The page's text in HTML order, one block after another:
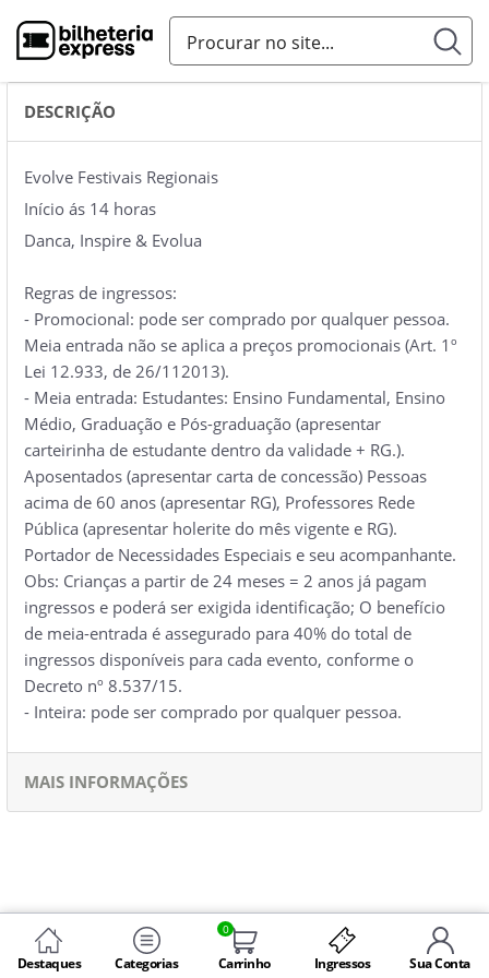
Destaques Categorias
0
Carrinho Ingressos Sua Conta
DESCRIÇÃO
Evolve Festivais Regionais
Início ás 14 horas
Danca, Inspire & Evolua
Regras de ingressos:
- Promocional: pode ser comprado por qualquer pessoa.
Meia entrada não se aplica a preços promocionais (Art. 1º
Lei 12.933, de 26/112013).
- Meia entrada: Estudantes: Ensino Fundamental, Ensino
Médio, Graduação e Pós-graduação (apresentar
carteirinha de estudante dentro da validade + RG.).
Aposentados (apresentar carta de concessão) Pessoas
acima de 60 anos (apresentar RG), Professores Rede
Pública (apresentar holerite do mês vigente e RG).
Portador de Necessidades Especiais e seu acompanhante.
Obs: Crianças a partir de 24 meses = 2 anos já pagam
ingressos e poderá ser exigida identificação; O benefício
de meia-entrada é assegurado para 40% do total de
ingressos disponíveis para cada evento, conforme o
Decreto nº 8.537/15.
- Inteira: pode ser comprado por qualquer pessoa.
MAIS INFORMAÇÕES